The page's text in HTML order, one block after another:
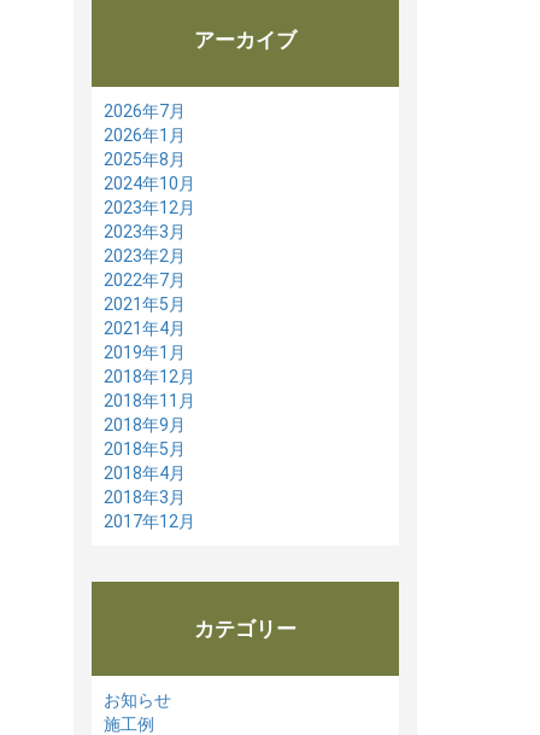
アーカイブ
2026年7月
2026年1月
2025年8月
2024年10月
2023年12月
2023年3月
2023年2月
2022年7月
2021年5月
2021年4月
2019年1月
2018年12月
2018年11月
2018年9月
2018年5月
2018年4月
2018年3月
2017年12月
カテゴリー
お知らせ
施工例